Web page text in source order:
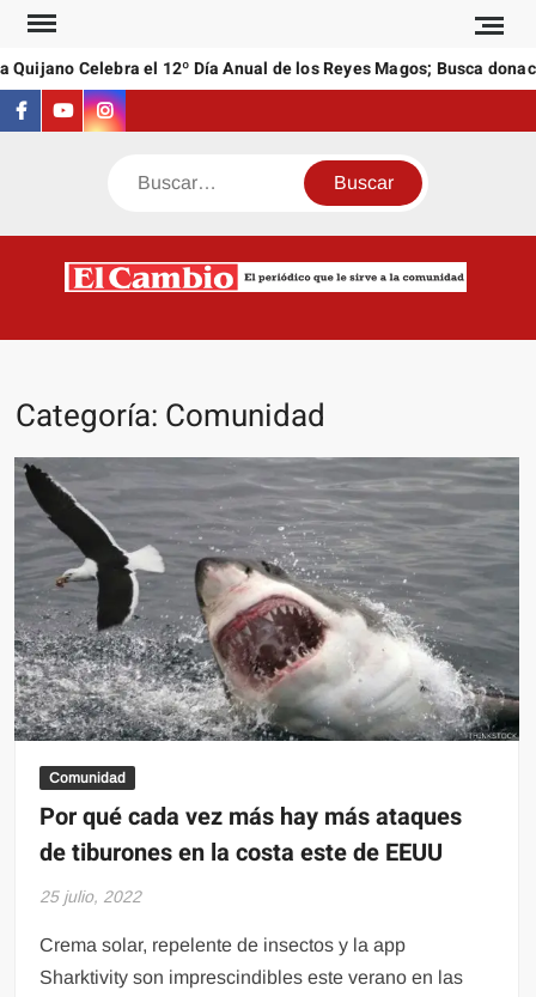
Saltar
contenidoCelebra el 12º Día Anual de los Reyes Magos; Busca
Facebook
YoutubeInstagram
Buscar
Categoría: Comunidad
Comunidad
Por qué cada vez más hay más ataques
de tiburones en la costa este de EEUU
25 julio, 2022
Crema solar, repelente de insectos y la app
Sharktivity son imprescindibles este verano en las